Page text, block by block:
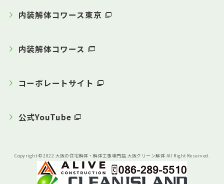
内装解体コワース東京
内装解体コワース
コーポレートサイト
公式YouTube
Copyright © 2022 大阪の住宅解体・解体工事専門店 大阪クリーン解体 All Right Reserved.